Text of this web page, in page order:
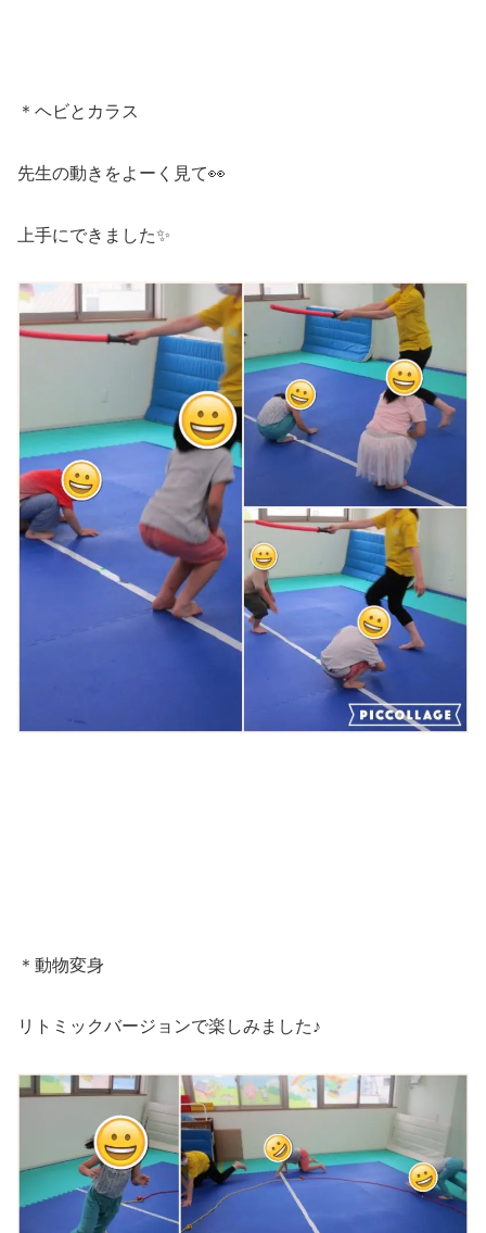
＊ヘビとカラス
先生の動きをよーく見て👀
上手にできました✨
＊動物変身
リトミックバージョンで楽しみました♪